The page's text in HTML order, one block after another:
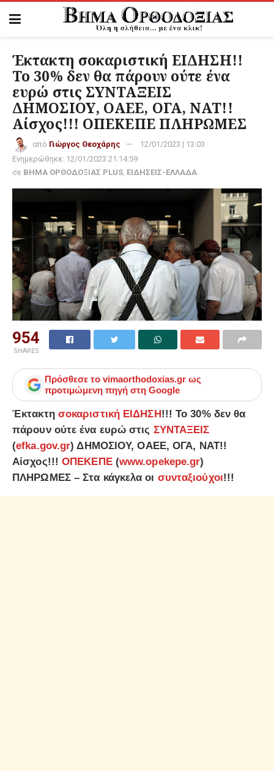
Έκτακτη σοκαριστική ΕΙΔΗΣΗ!!
Το 30% δεν θα πάρουν ούτε ένα
ευρώ στις ΣΥΝΤΑΞΕΙΣ
ΔΗΜΟΣΙΟΥ, ΟΑΕΕ, ΟΓΑ, ΝΑΤ!!
Αίσχος!!! ΟΠΕΚΕΠΕ ΠΛΗΡΩΜΕΣ
από Γιώργος Θεοχάρης
12/01/2023 | 13:03
Ενημερώθηκε: 12/01/2023 21:14:59
σε ΒΗΜΑ ΟΡΘΟΔΟΞΙΑΣ PLUS, ΕΙΔΗΣΕΙΣ-ΕΛΛΑΔΑ
954
SHARES
Πρόσθεσε το vimaorthodoxias.gr ως
προτιμώμενη πηγή στη Google
Έκτακτη σοκαριστική ΕΙΔΗΣΗ !!! Το 30% δεν θα
πάρουν ούτε ένα ευρώ στις ΣΥΝΤΑΞΕΙΣ
(efka.gov.gr) ΔΗΜΟΣΙΟΥ, ΟΑΕΕ, ΟΓΑ, ΝΑΤ!!
Αίσχος!!! ΟΠΕΚΕΠΕ(www.opekepe.gr)
ΠΛΗΡΩΜΕΣ – Στα κάγκελα οι συνταξιούχοι!!!